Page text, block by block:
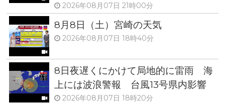
2026年08月07日 21時00分
8月8日（土）宮崎の天気
2026年08月07日 18時40分
8日夜遅くにかけて局地的に雷雨 海
上には波浪警報 台風13号県内影響
2026年08月07日 18時20分